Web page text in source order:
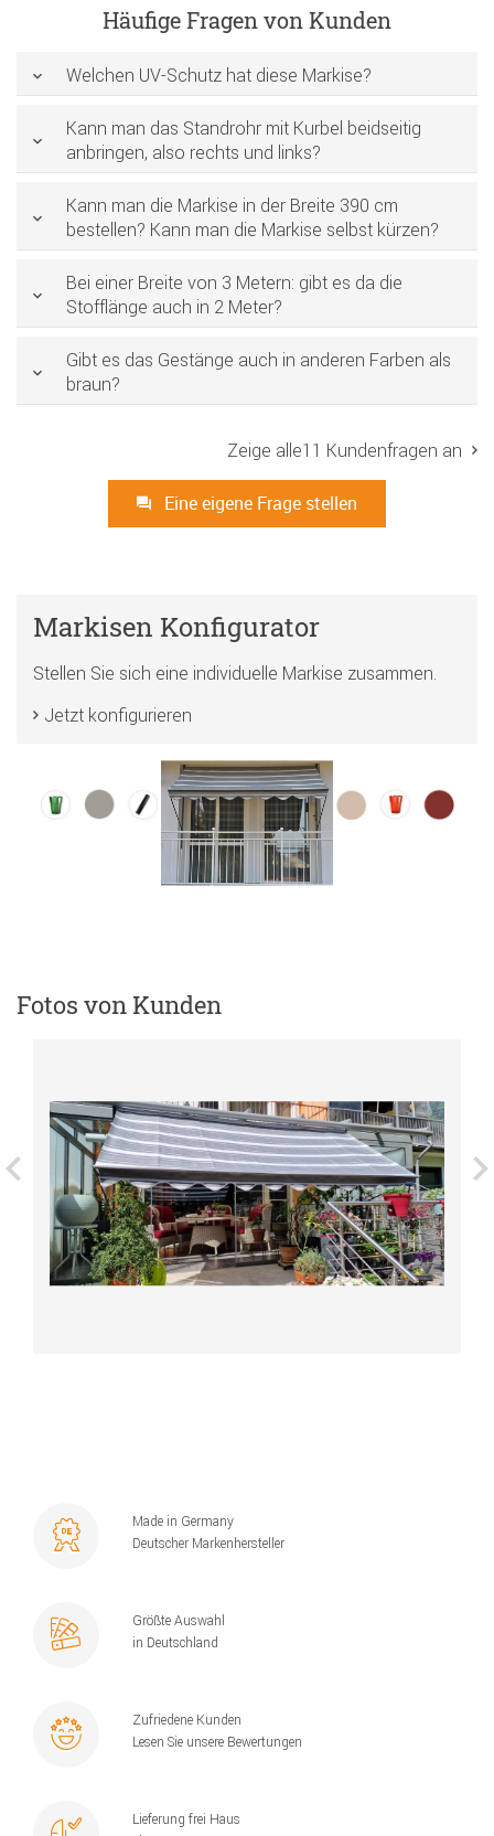
Häufige Fragen von Kunden
Welchen UV-Schutz hat diese Markise?
Kann man das Standrohr mit Kurbel beidseitig
anbringen, also rechts und links?
Kann man die Markise in der Breite 390 cm
bestellen? Kann man die Markise selbst kürzen?
Bei einer Breite von 3 Metern: gibt es da die
Stofflänge auch in 2 Meter?
Gibt es das Gestänge auch in anderen Farben als
braun?
Zeige alle11 Kundenfragen an
Eine eigene Frage stellen
Markisen Konfigurator
Stellen Sie sich eine individuelle Markise zusammen.
Jetzt konfigurieren
Fotos von Kunden
Made in Germany
Deutscher Markenhersteller
Größte Auswahl
in Deutschland
Zufriedene Kunden
Lesen Sie unsere Bewertungen
Lieferung frei Haus